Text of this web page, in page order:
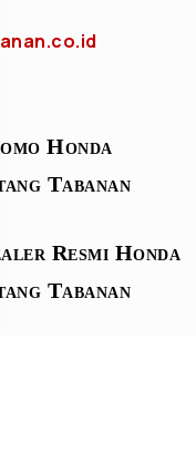
Honda
Tabanan
Resmi Honda
Tabanan